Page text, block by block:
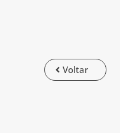
Voltar